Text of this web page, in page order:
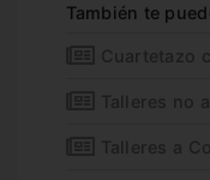
También te
Cuartetazo
Talleres no
Talleres a